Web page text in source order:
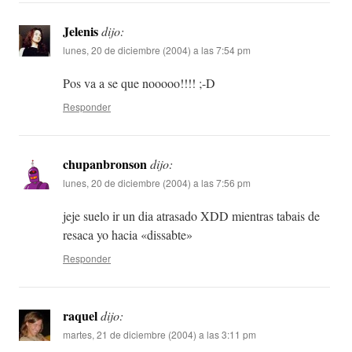
Jelenisdijo:
lunes, 20 de diciembre (2004) a las 7:54 pm
Pos va a se que nooooo!!!! ;-D
Responder
chupanbronsondijo:
lunes, 20 de diciembre (2004) a las 7:56 pm
jeje suelo ir un dia atrasado XDD mientras tabais de
resaca yo hacia «dissabte»
Responder
raqueldijo:
martes, 21 de diciembre (2004) a las 3:11 pm